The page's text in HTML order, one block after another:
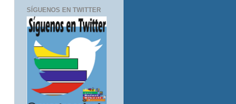
SÍGUENOS EN TWITTER